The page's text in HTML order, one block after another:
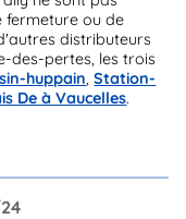
fermeture ou de
distributeurs
des-pertes, les trois
huppain,Station-
De à Vaucelles.